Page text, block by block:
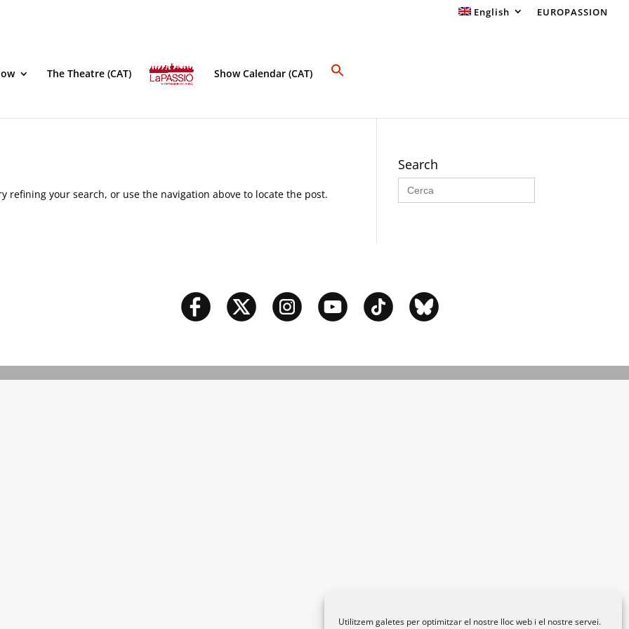
Utilitzem galetes per optimitzar el nostre lloc web i el nostre servei.
English EUROPASSION
The Theatre (CAT) Show Calendar (CAT)
refining your search, or use the navigation above to locate the post.
Search
Search
for: